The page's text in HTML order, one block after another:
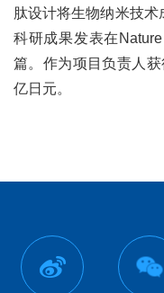
肽设计将生物纳米技
科研成果发表在
篇。作为项目负责人
亿日元。